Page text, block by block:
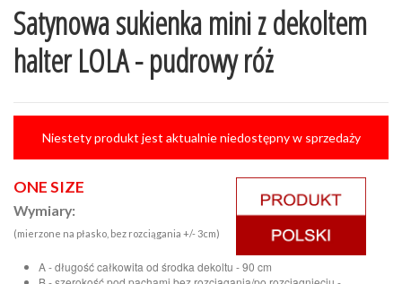
Satynowa sukienka mini z dekoltem
halter LOLA - pudrowy róż
Niestety produkt jest aktualnie niedostępny w sprzedaży
ONE SIZE
Wymiary:
(mierzone na płasko, bez rozciągania +/- 3cm)
A - długość całkowita od środka dekoltu - 90 cm